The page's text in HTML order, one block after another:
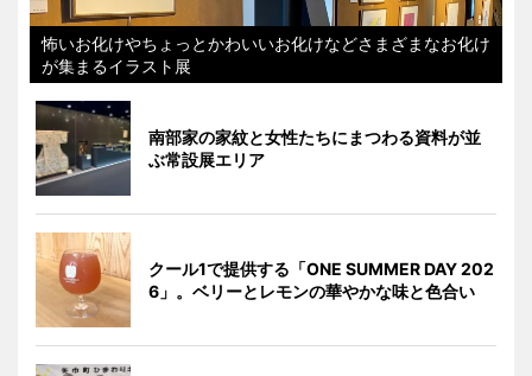
怖いお化けやちょっとかわいいお化けなどさまざまなお化け
が集まるイラスト展
南部家の家紋と女性たちにまつわる資料が並
ぶ常設展エリア
クール1で提供する「ONE SUMMER DAY 202
6」。ベリーとレモンの華やかな味と色合い